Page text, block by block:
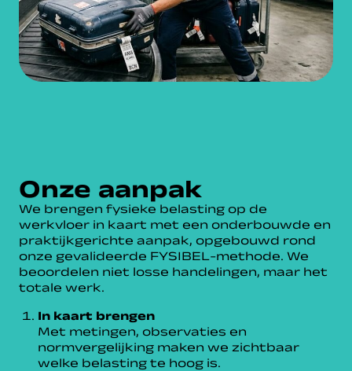
Onze aanpak
We brengen fysieke belasting op de
werkvloer in kaart met een onderbouwde en
praktijkgerichte aanpak, opgebouwd rond
onze gevalideerde FYSIBEL-methode. We
beoordelen niet losse handelingen, maar het
totale werk.
In kaart brengen
Met metingen, observaties en
normvergelijking maken we zichtbaar
welke belasting te hoog is.